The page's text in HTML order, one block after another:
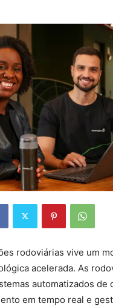
rodoviárias vive um
acelerada. As
automatizados de
em tempo real e